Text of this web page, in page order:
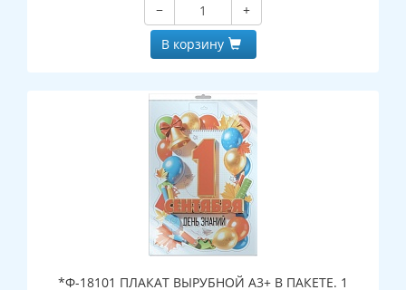
−
+
В корзину
*Ф-18101 ПЛАКАТ ВЫРУБНОЙ А3+ В ПАКЕТЕ. 1